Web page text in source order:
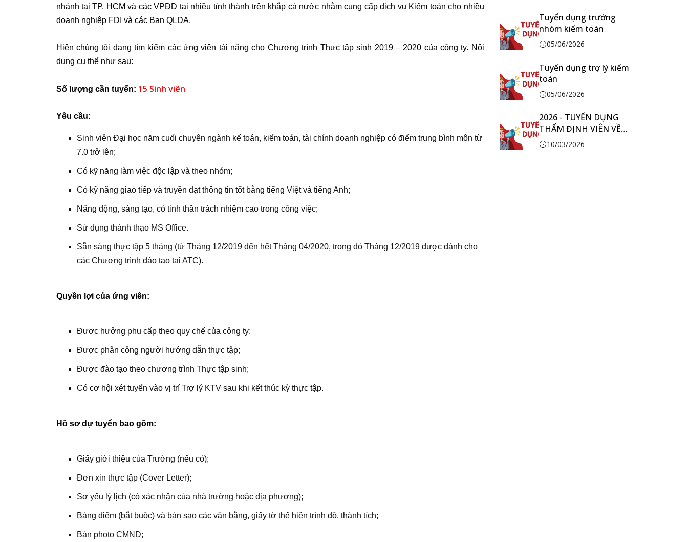
nhánh tại TP. HCM và các VPĐD tại nhiều tỉnh thành trên khắp cả nước nhằm cung cấp dịch vụ Kiểm toán cho nhiều
doanh nghiệp FDI và các Ban QLDA.
Hiện chúng tôi đang tìm kiếm các ứng viên tài năng cho Chương trình Thực tập sinh 2019 – 2020 của công ty. Nội
dung cụ thể như sau:
Số lượng cần tuyển: 15 Sinh viên
Yêu cầu:
Sinh viên Đại học năm cuối chuyên ngành kế toán, kiểm toán, tài chính doanh nghiệp có điểm trung bình môn từ
7.0 trở lên;
Có kỹ năng làm việc độc lập và theo nhóm;
Có kỹ năng giao tiếp và truyền đạt thông tin tốt bằng tiếng Việt và tiếng Anh;
Năng động, sáng tạo, có tinh thần trách nhiệm cao trong công việc;
Sử dụng thành thạo MS Office.
Sẵn sàng thực tập 5 tháng (từ Tháng 12/2019 đến hết Tháng 04/2020, trong đó Tháng 12/2019 được dành cho
các Chương trình đào tạo tại ATC).
Quyền lợi của ứng viên:
Được hưởng phụ cấp theo quy chế của công ty;
Được phân công người hướng dẫn thực tập;
Được đào tạo theo chương trình Thực tập sinh;
Có cơ hội xét tuyển vào vị trí Trợ lý KTV sau khi kết thúc kỳ thực tập.
Hồ sơ dự tuyển bao gồm:
Giấy giới thiệu của Trường (nếu có);
Đơn xin thực tập (Cover Letter);
Sơ yếu lý lịch (có xác nhận của nhà trường hoặc địa phương);
Bảng điểm (bắt buộc) và bản sao các văn bằng, giấy tờ thể hiện trình độ, thành tích;
Bản photo CMND;
Tuyển dụng trưởng
nhóm kiểm toán
05/06/2026
Tuyển dụng trợ lý kiểm
toán
05/06/2026
2026 - TUYỂN DỤNG
THẨM ĐỊNH VIÊN VỀ
GIÁ10/03/2026